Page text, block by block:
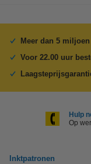
Meer dan 5
Voor 22.00 uur
Hulp
Op
Inktpatronen